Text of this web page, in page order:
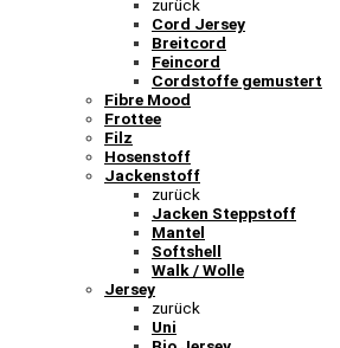
zurück
Cord Jersey
Breitcord
Feincord
Cordstoffe gemustert
Fibre Mood
Frottee
Filz
Hosenstoff
Jackenstoff
zurück
Jacken Steppstoff
Mantel
Softshell
Walk / Wolle
Jersey
zurück
Uni